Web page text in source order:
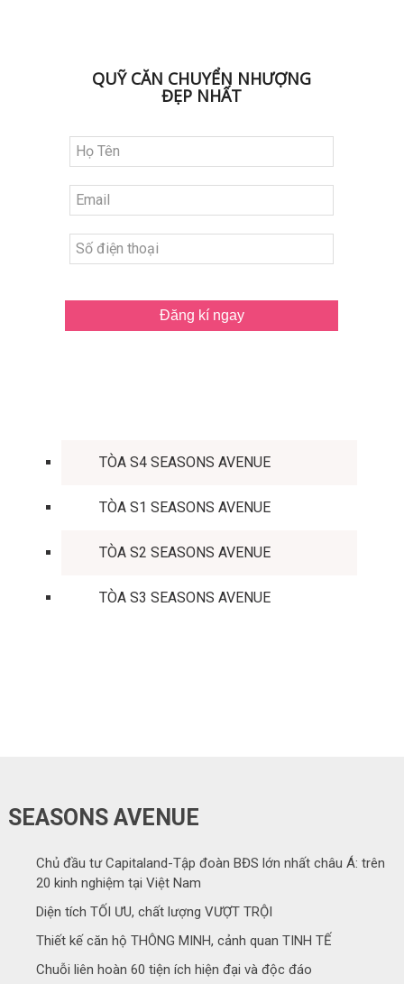
QUỸ CĂN CHUYỂN NHƯỢNG
ĐẸP NHẤT
Đăng kí ngay
TÒA S4 SEASONS AVENUE
TÒA S1 SEASONS AVENUE
TÒA S2 SEASONS AVENUE
TÒA S3 SEASONS AVENUE
SEASONS AVENUE
Chủ đầu tư Capitaland-Tập đoàn BĐS lớn nhất châu Á: trên
20 kinh nghiệm tại Việt Nam
Diện tích TỐI ƯU, chất lượng VƯỢT TRỘI
Thiết kế căn hộ THÔNG MINH, cảnh quan TINH TẾ
Chuỗi liên hoàn 60 tiện ích hiện đại và độc đáo